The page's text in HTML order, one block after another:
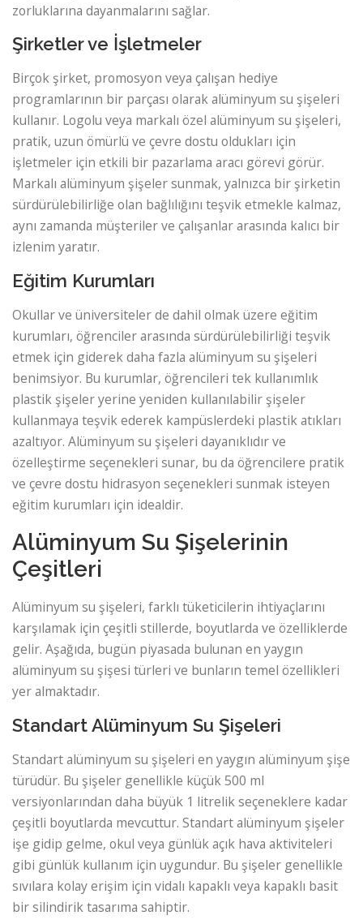
zorluklarına dayanmalarını sağlar.
Şirketler ve İşletmeler
Birçok şirket, promosyon veya çalışan hediye
programlarının bir parçası olarak alüminyum su şişeleri
kullanır. Logolu veya markalı özel alüminyum su şişeleri,
pratik, uzun ömürlü ve çevre dostu oldukları için
işletmeler için etkili bir pazarlama aracı görevi görür.
Markalı alüminyum şişeler sunmak, yalnızca bir şirketin
sürdürülebilirliğe olan bağlılığını teşvik etmekle kalmaz,
aynı zamanda müşteriler ve çalışanlar arasında kalıcı bir
izlenim yaratır.
Eğitim Kurumları
Okullar ve üniversiteler de dahil olmak üzere eğitim
kurumları, öğrenciler arasında sürdürülebilirliği teşvik
etmek için giderek daha fazla alüminyum su şişeleri
benimsiyor. Bu kurumlar, öğrencileri tek kullanımlık
plastik şişeler yerine yeniden kullanılabilir şişeler
kullanmaya teşvik ederek kampüslerdeki plastik atıkları
azaltıyor. Alüminyum su şişeleri dayanıklıdır ve
özelleştirme seçenekleri sunar, bu da öğrencilere pratik
ve çevre dostu hidrasyon seçenekleri sunmak isteyen
eğitim kurumları için idealdir.
Alüminyum Su Şişelerinin
Çeşitleri
Alüminyum su şişeleri, farklı tüketicilerin ihtiyaçlarını
karşılamak için çeşitli stillerde, boyutlarda ve özelliklerde
gelir. Aşağıda, bugün piyasada bulunan en yaygın
alüminyum su şişesi türleri ve bunların temel özellikleri
yer almaktadır.
Standart Alüminyum Su Şişeleri
Standart alüminyum su şişeleri en yaygın alüminyum şişe
türüdür. Bu şişeler genellikle küçük 500 ml
versiyonlarından daha büyük 1 litrelik seçeneklere kadar
çeşitli boyutlarda mevcuttur. Standart alüminyum şişeler
işe gidip gelme, okul veya günlük açık hava aktiviteleri
gibi günlük kullanım için uygundur. Bu şişeler genellikle
sıvılara kolay erişim için vidalı kapaklı veya kapaklı basit
bir silindirik tasarıma sahiptir.